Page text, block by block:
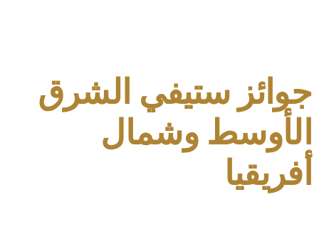
جوائز ستيفي الشرق
الأوسط وشمال
أفريقيا